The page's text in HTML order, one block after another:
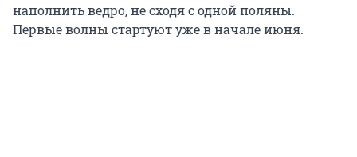
наполнить ведро, не сходя с одной поляны.
Первые волны стартуют уже в начале июня.